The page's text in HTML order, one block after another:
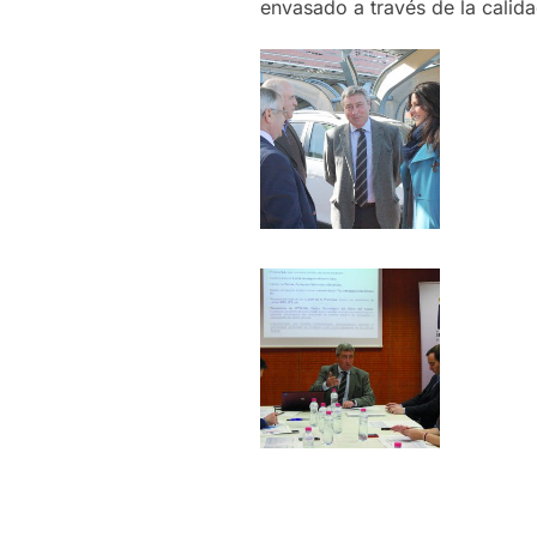
envasado a través de la